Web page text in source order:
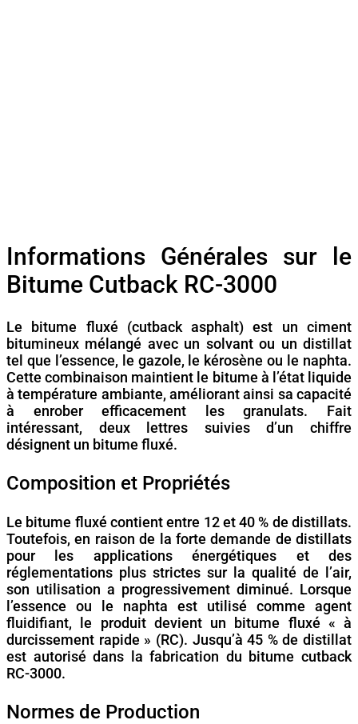
Informations Générales sur le
Bitume Cutback RC-3000
Le bitume fluxé (cutback asphalt) est un ciment
bitumineux mélangé avec un solvant ou un distillat
tel que l’essence, le gazole, le kérosène ou le naphta.
Cette combinaison maintient le bitume à l’état liquide
à température ambiante, améliorant ainsi sa capacité
à enrober efficacement les granulats. Fait
intéressant, deux lettres suivies d’un chiffre
désignent un bitume fluxé.
Composition et Propriétés
Le bitume fluxé contient entre 12 et 40 % de distillats.
Toutefois, en raison de la forte demande de distillats
pour les applications énergétiques et des
réglementations plus strictes sur la qualité de l’air,
son utilisation a progressivement diminué. Lorsque
l’essence ou le naphta est utilisé comme agent
fluidifiant, le produit devient un bitume fluxé « à
durcissement rapide » (RC). Jusqu’à 45 % de distillat
est autorisé dans la fabrication du bitume cutback
RC-3000.
Normes de Production